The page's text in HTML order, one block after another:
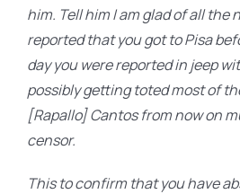
him. Tell him I am glad of all the
reported that you got to Pisa
day you were reported in jeep
possibly getting toted most of
[Rapallo] Cantos from now on
censor.
This to confirm that you have